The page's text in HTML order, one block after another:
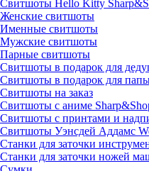
Cвитшоты Hello Kitty
Женские свитшоты
Именные свитшоты
Мужские свитшоты
Парные свитшоты
Свитшоты в подарок для
Свитшоты в подарок для
Свитшоты на заказ
Свитшоты с аниме
Свитшоты с принтами и
Свитшоты Уэнсдей Аддамс
Станки для заточки
Станки для заточки ножей